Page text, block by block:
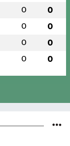
0 0
0 0
0 0
0 0